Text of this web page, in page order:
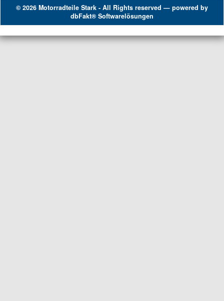
© 2026 Motorradteile Stark - All Rights reserved — powered by
dbFakt® Softwarelösungen